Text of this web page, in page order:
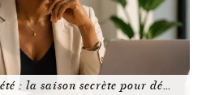
: la saison secrète pour dé…